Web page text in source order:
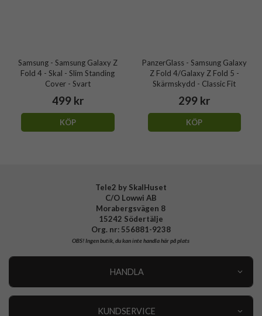
Samsung - Samsung Galaxy Z
Fold 4 - Skal - Slim Standing
Cover - Svart
499 kr
KÖP
PanzerGlass - Samsung Galaxy
Z Fold 4/Galaxy Z Fold 5 -
Skärmskydd - Classic Fit
299 kr
KÖP
Tele2 by SkalHuset
C/O Lowwi AB
Morabergsvägen 8
15242 Södertälje
Org. nr: 556881-9238
OBS!Ingen butik, du kan inte handla här på plats
HANDLA
KUNDSERVICE